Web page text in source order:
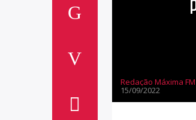
Redação Máxima
15/09/2022